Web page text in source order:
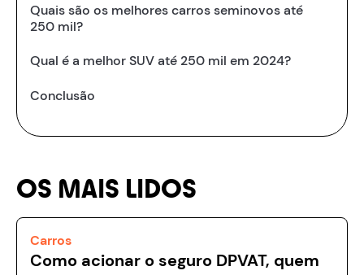
Quais são os melhores carros seminovos até
250 mil?
Qual é a melhor SUV até 250 mil em 2024?
Conclusão
OS MAIS LIDOS
Carros
Como acionar o seguro DPVAT, quem